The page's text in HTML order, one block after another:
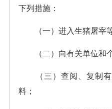
下列措施：
（一）进入生猪屠宰等
（二）向有关单位和个
（三）查阅、复制有
料；